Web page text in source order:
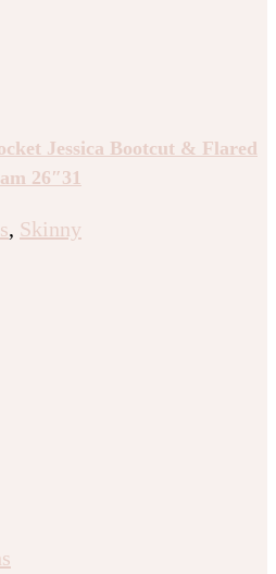
Jessica Bootcut & Flared
26″31
, Skinny